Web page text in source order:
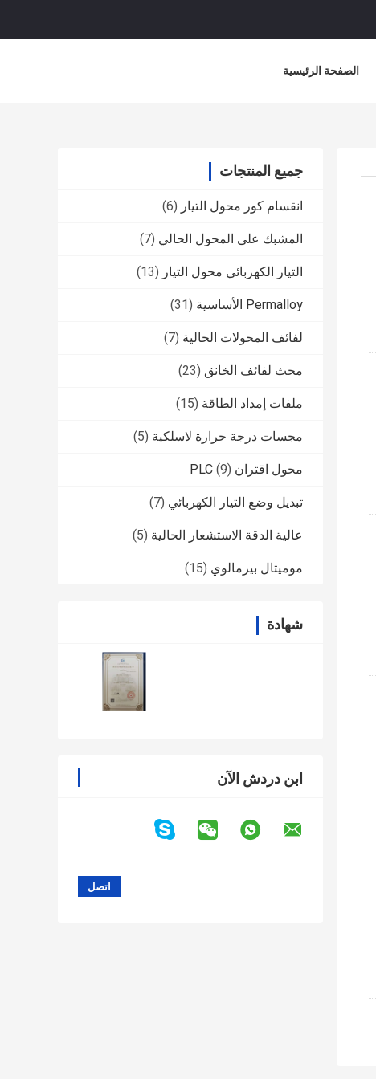
الصفحة الرئيسية
جميع المنتجات
انقسام كور محول التيار (6)
المشبك على المحول الحالي (7)
التيار الكهربائي محول التيار (13)
Permalloy الأساسية (31)
لفائف المحولات الحالية (7)
محث لفائف الخانق (23)
ملفات إمداد الطاقة (15)
مجسات درجة حرارة لاسلكية (5)
محول اقتران PLC (9)
تبديل وضع التيار الكهربائي (7)
عالية الدقة الاستشعار الحالية (5)
موميتال بيرمالوي (15)
شهادة
ابن دردش الآن